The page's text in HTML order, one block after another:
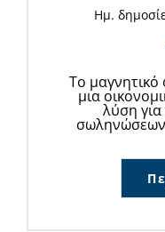
Ημ.
Το μαγνητικό
μια
λύση